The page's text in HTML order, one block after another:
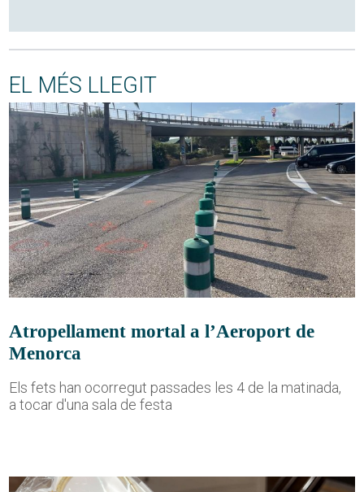
EL MÉS LLEGIT
Atropellament mortal a l’Aeroport de
Menorca
Els fets han ocorregut passades les 4 de la matinada,
a tocar d'una sala de festa